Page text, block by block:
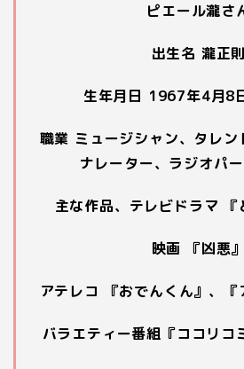
ピエール瀧さ
出生名 瀧正則
生年月日 1967年4月8
職業 ミュージシャン、タレン
ナレーター、ラジオパ
主な作品、テレビドラマ 『
映画 『凶悪』
アテレコ 『おでんくん』、『
バラエティー番組『ココリコ